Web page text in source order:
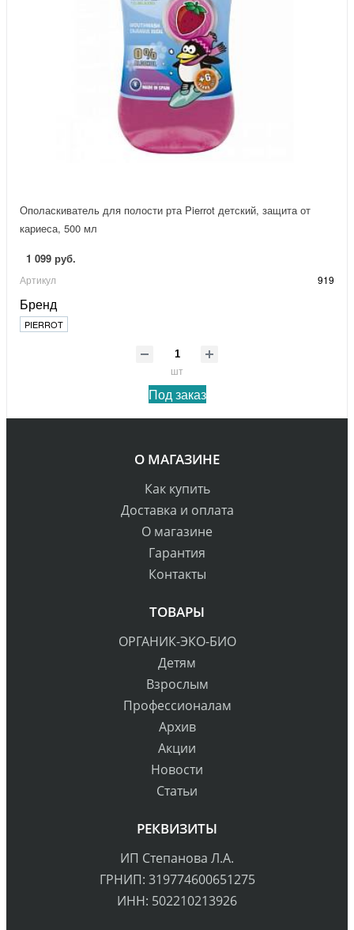
Ополаскиватель для полости рта Pierrot детский, защита от
кариеса, 500 мл
1 099 руб.
Артикул 919
Бренд
PIERROT
шт
Под заказ
О МАГАЗИНЕ
Как купить
Доставка и оплата
О магазине
Гарантия
Контакты
ТОВАРЫ
ОРГАНИК-ЭКО-БИО
Детям
Взрослым
Профессионалам
Архив
Акции
Новости
Статьи
РЕКВИЗИТЫ
ИП Степанова Л.А.
ГРНИП: 319774600651275
ИНН: 502210213926